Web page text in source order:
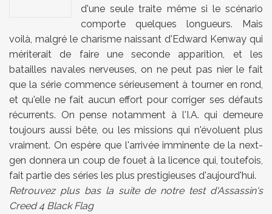
d'une seule traite même si le scénario
comporte quelques longueurs. Mais
voilà, malgré le charisme naissant d'Edward Kenway qui
mériterait de faire une seconde apparition, et les
batailles navales nerveuses, on ne peut pas nier le fait
que la série commence sérieusement à tourner en rond,
et qu'elle ne fait aucun effort pour corriger ses défauts
récurrents. On pense notamment à l'I.A. qui demeure
toujours aussi bête, ou les missions qui n'évoluent plus
vraiment. On espère que l'arrivée imminente de la next-
gen donnera un coup de fouet à la licence qui, toutefois,
fait partie des séries les plus prestigieuses d'aujourd'hui.
Retrouvez plus bas la suite de notre test d'Assassin's
Creed 4 Black Flag